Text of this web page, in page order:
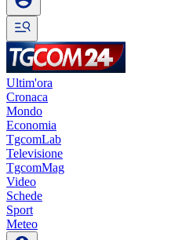
Ultim'ora
Cronaca
Mondo
Economia
TgcomLab
Televisione
TgcomMag
Video
Schede
Sport
Meteo